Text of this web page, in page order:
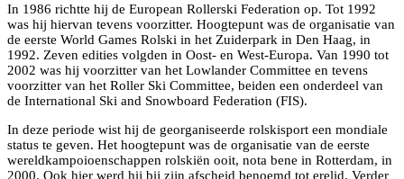
In 1986 richtte hij de European Rollerski Federation op. Tot 1992
was hij hiervan tevens voorzitter. Hoogtepunt was de organisatie van
de eerste World Games Rolski in het Zuiderpark in Den Haag, in
1992. Zeven edities volgden in Oost- en West-Europa. Van 1990 tot
2002 was hij voorzitter van het Lowlander Committee en tevens
voorzitter van het Roller Ski Committee, beiden een onderdeel van
de International Ski and Snowboard Federation (FIS).
In deze periode wist hij de georganiseerde rolskisport een mondiale
status te geven. Het hoogtepunt was de organisatie van de eerste
wereldkampoioenschappen rolskiën ooit, nota bene in Rotterdam, in
2000. Ook hier werd hij bij zijn afscheid benoemd tot erelid. Verder